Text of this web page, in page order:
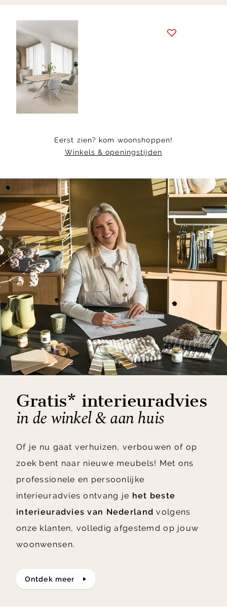
Item
Eerst zien? kom woonshoppen!
Winkels & openingstijden
Gratis* interieuradvies
in de winkel & aan huis
Of je nu gaat verhuizen, verbouwen of op
zoek bent naar nieuwe meubels! Met ons
professionele en persoonlijke
interieuradvies ontvang je het beste
interieuradvies van Nederland volgens
onze klanten, volledig afgestemd op jouw
woonwensen.
ontdek meer